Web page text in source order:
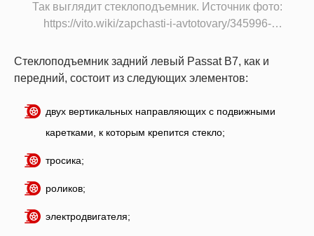
Так выглядит стеклоподъемник. Источник фото:
https://vito.wiki/zapchasti-i-avtotovary/345996-
Стеклоподъемник задний левый Passat B7, как и
передний, состоит из следующих элементов:
двух вертикальных направляющих с подвижными
каретками, к которым крепится стекло;
тросика;
роликов;
электродвигателя;